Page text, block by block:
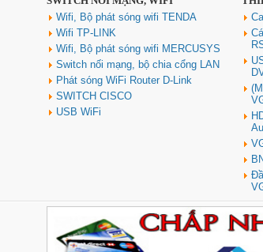
Wifi, Bộ phát sóng wifi TENDA
Wifi TP-LINK
Wifi, Bộ phát sóng wifi MERCUSYS
Switch nối mạng, bộ chia cổng LAN
Phát sóng WiFi Router D-Link
SWITCH CISCO
USB WiFi